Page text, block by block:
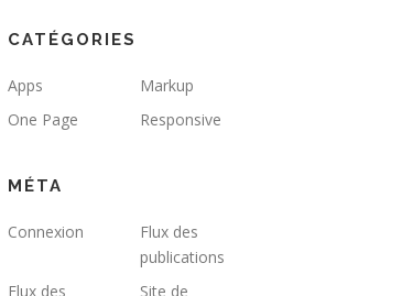
CATÉGORIES
Apps
Markup
One Page
Responsive
MÉTA
Connexion
Flux des
publications
Flux des
Site de